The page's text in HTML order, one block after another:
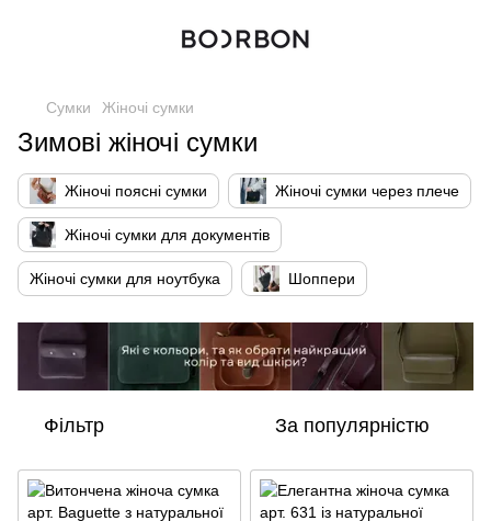
Сумки Жіночі сумки
Зимові жіночі сумки
Жіночі поясні сумки Жіночі сумки через плече
Жіночі сумки для документів
Жіночі сумки для ноутбука Шоппери
Фільтр За популярністю